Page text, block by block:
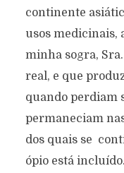
continente
usos medicinais,
minha sogra,
real, e que
quando perdiam
permaneciam
dos quais se
ópio está incluído.